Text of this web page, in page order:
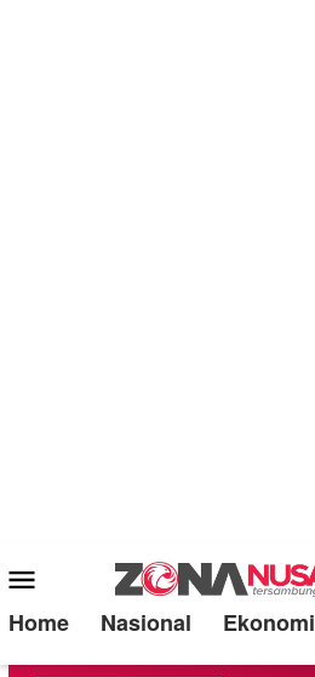
Mobile
Menu
Home Nasional Ekonomi